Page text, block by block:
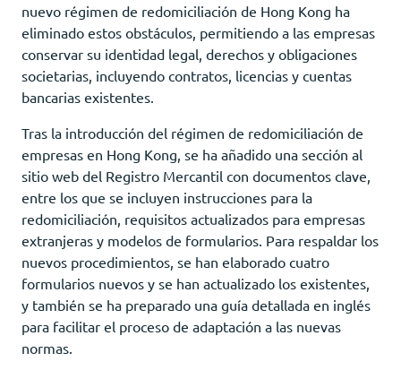
nuevo régimen de redomiciliación de Hong Kong ha
eliminado estos obstáculos, permitiendo a las empresas
conservar su identidad legal, derechos y obligaciones
societarias, incluyendo contratos, licencias y cuentas
bancarias existentes.
Tras la introducción del régimen de redomiciliación de
empresas en Hong Kong, se ha añadido una sección al
sitio web del Registro Mercantil con documentos clave,
entre los que se incluyen instrucciones para la
redomiciliación, requisitos actualizados para empresas
extranjeras y modelos de formularios. Para respaldar los
nuevos procedimientos, se han elaborado cuatro
formularios nuevos y se han actualizado los existentes,
y también se ha preparado una guía detallada en inglés
para facilitar el proceso de adaptación a las nuevas
normas.